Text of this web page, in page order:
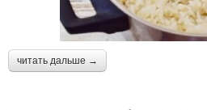
читать дальше →